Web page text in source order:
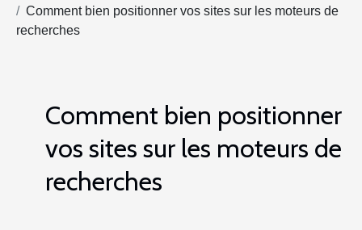
Comment bien positionner vos sites sur les moteurs de
recherches
Comment bien positionner
vos sites sur les moteurs de
recherches